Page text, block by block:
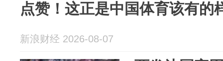
点赞！这正是中国体育该有的
新浪财经 2026-08-07